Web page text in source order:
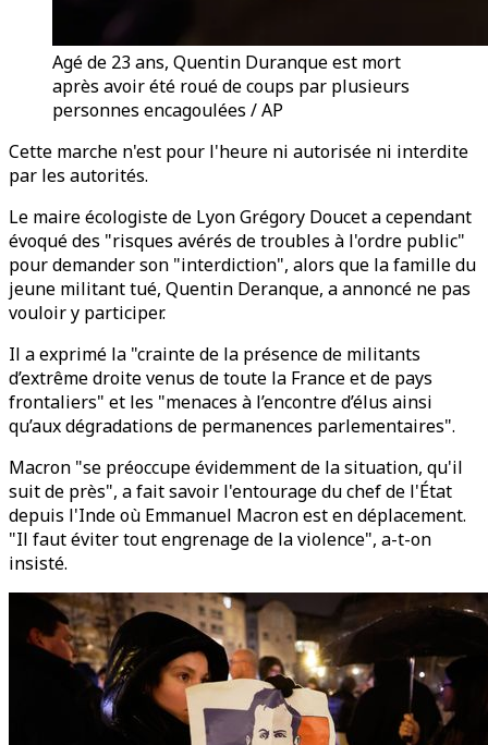
Agé de 23 ans, Quentin Duranque est mort
après avoir été roué de coups par plusieurs
personnes encagoulées / AP
Cette marche n'est pour l'heure ni autorisée ni interdite
par les autorités.
Le maire écologiste de Lyon Grégory Doucet a cependant
évoqué des "risques avérés de troubles à l'ordre public"
pour demander son "interdiction", alors que la famille du
jeune militant tué, Quentin Deranque, a annoncé ne pas
vouloir y participer.
Il a exprimé la "crainte de la présence de militants
d’extrême droite venus de toute la France et de pays
frontaliers" et les "menaces à l’encontre d’élus ainsi
qu’aux dégradations de permanences parlementaires".
Macron "se préoccupe évidemment de la situation, qu'il
suit de près", a fait savoir l'entourage du chef de l'État
depuis l'Inde où Emmanuel Macron est en déplacement.
"Il faut éviter tout engrenage de la violence", a-t-on
insisté.